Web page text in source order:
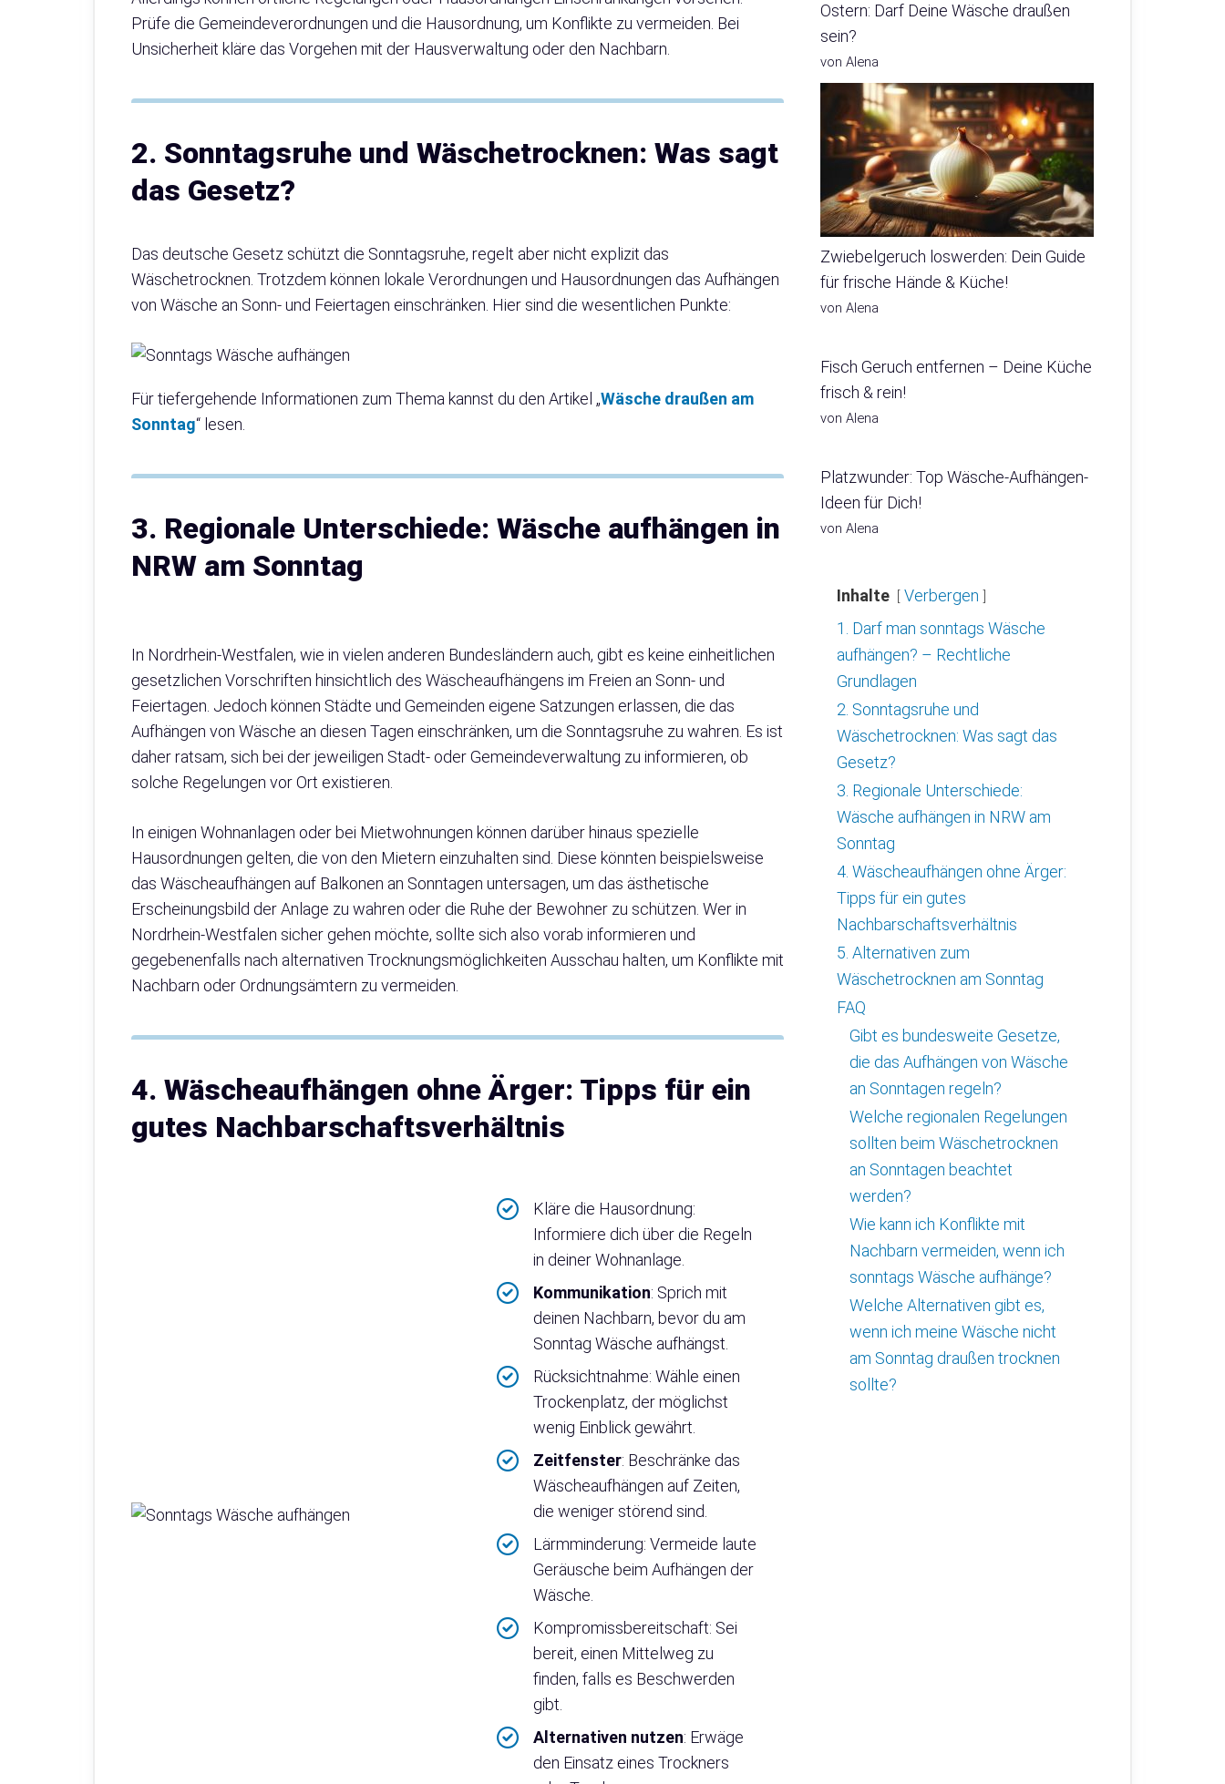
Prüfe die Gemeindeverordnungen und die Hausordnung, um Konflikte zu vermeiden. Bei
Unsicherheit kläre das Vorgehen mit der Hausverwaltung oder den Nachbarn.
2. Sonntagsruhe und Wäschetrocknen: Was sagt
das Gesetz?
Das deutsche Gesetz schützt die Sonntagsruhe, regelt aber nicht explizit das
Wäschetrocknen. Trotzdem können lokale Verordnungen und Hausordnungen das Aufhängen
von Wäsche an Sonn- und Feiertagen einschränken. Hier sind die wesentlichen Punkte:
Für tiefergehende Informationen zum Thema kannst du den Artikel „Wäsche draußen am
Sonntag“ lesen.
3. Regionale Unterschiede: Wäsche aufhängen in
NRW am Sonntag
In Nordrhein-Westfalen, wie in vielen anderen Bundesländern auch, gibt es keine einheitlichen
gesetzlichen Vorschriften hinsichtlich des Wäscheaufhängens im Freien an Sonn- und
Feiertagen. Jedoch können Städte und Gemeinden eigene Satzungen erlassen, die das
Aufhängen von Wäsche an diesen Tagen einschränken, um die Sonntagsruhe zu wahren. Es ist
daher ratsam, sich bei der jeweiligen Stadt- oder Gemeindeverwaltung zu informieren, ob
solche Regelungen vor Ort existieren.
In einigen Wohnanlagen oder bei Mietwohnungen können darüber hinaus spezielle
Hausordnungen gelten, die von den Mietern einzuhalten sind. Diese könnten beispielsweise
das Wäscheaufhängen auf Balkonen an Sonntagen untersagen, um das ästhetische
Erscheinungsbild der Anlage zu wahren oder die Ruhe der Bewohner zu schützen. Wer in
Nordrhein-Westfalen sicher gehen möchte, sollte sich also vorab informieren und
gegebenenfalls nach alternativen Trocknungsmöglichkeiten Ausschau halten, um Konflikte mit
Nachbarn oder Ordnungsämtern zu vermeiden.
4. Wäscheaufhängen ohne Ärger: Tipps für ein
gutes Nachbarschaftsverhältnis
Kläre die Hausordnung:
Informiere dich über die Regeln
in deiner Wohnanlage.
Kommunikation: Sprich mit
deinen Nachbarn, bevor du am
Sonntag Wäsche aufhängst.
Rücksichtnahme: Wähle einen
Trockenplatz, der möglichst
wenig Einblick gewährt.
Zeitfenster: Beschränke das
Wäscheaufhängen auf Zeiten,
die weniger störend sind.
Lärmminderung: Vermeide laute
Geräusche beim Aufhängen der
Wäsche.
Kompromissbereitschaft: Sei
bereit, einen Mittelweg zu
finden, falls es Beschwerden
gibt.
Alternativen nutzen: Erwäge
den Einsatz eines Trockners
Ostern: Darf Deine Wäsche draußen
sein?
von Alena
Zwiebelgeruch loswerden: Dein Guide
für frische Hände & Küche!
von Alena
Fisch Geruch entfernen – Deine Küche
frisch & rein!
von Alena
Platzwunder: Top Wäsche-Aufhängen-
Ideen für Dich!
von Alena
Inhalte
Verbergen
1. Darf man sonntags Wäsche
aufhängen? – Rechtliche
Grundlagen
2. Sonntagsruhe und
Wäschetrocknen: Was sagt das
Gesetz?
3. Regionale Unterschiede:
Wäsche aufhängen in NRW am
Sonntag
4. Wäscheaufhängen ohne Ärger:
Tipps für ein gutes
Nachbarschaftsverhältnis
5. Alternativen zum
Wäschetrocknen am Sonntag
FAQ
Gibt es bundesweite Gesetze,
die das Aufhängen von Wäsche
an Sonntagen regeln?
Welche regionalen Regelungen
sollten beim Wäschetrocknen
an Sonntagen beachtet
werden?
Wie kann ich Konflikte mit
Nachbarn vermeiden, wenn ich
sonntags Wäsche aufhänge?
Welche Alternativen gibt es,
wenn ich meine Wäsche nicht
am Sonntag draußen trocknen
sollte?